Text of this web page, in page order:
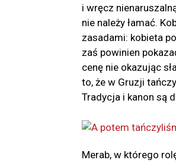
i wręcz
nie należy łamać.
zasadami: kobieta
zaś powinien
cenę nie okazując
to, że w Gruzji
Tradycja i kanon są
Merab, w którego